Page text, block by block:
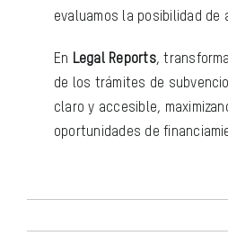
evaluamos la posibilidad de
En Legal Reports,
de los trámites de
claro y accesible,
oportunidades de